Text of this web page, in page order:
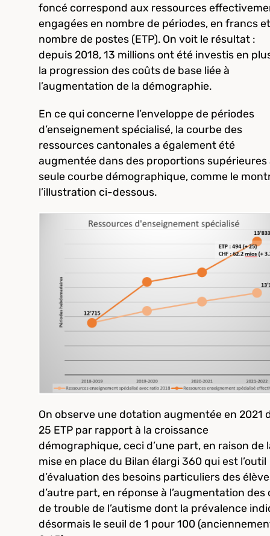
foncé correspond aux ressources
engagées en nombre de périodes, en francs
nombre de postes (ETP). On voit le résultat :
depuis 2018, 13 millions ont été investis en
la progression des coûts de base liée à
l’augmentation de la démographie.
En ce qui concerne l’enveloppe de périodes
d’enseignement spécialisé, la courbe des
ressources cantonales a également été
augmentée dans des proportions supérieures
seule courbe démographique, comme le
l’illustration ci-dessous.
On observe une dotation augmentée en 2021
25 ETP par rapport à la croissance
démographique, ceci d’une part, en raison de
mise en place du Bilan élargi 360 qui est l’outil
d’évaluation des besoins particuliers des
d’autre part, en réponse à l’augmentation des
de trouble de l’autisme dont la prévalence
désormais le seuil de 1 pour 100